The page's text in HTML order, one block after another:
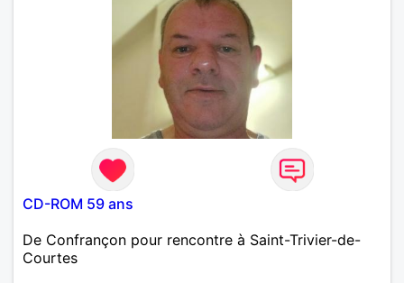
CD-ROM 59 ans
De Confrançon pour rencontre à Saint-Trivier-de-
Courtes